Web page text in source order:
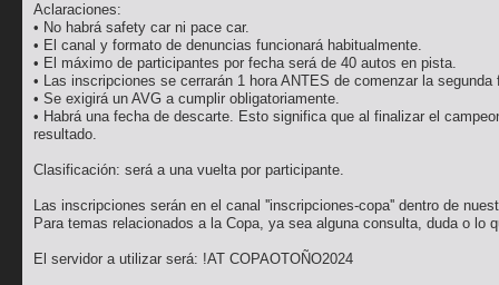
Aclaraciones:
• No habrá safety car ni pace car.
• El canal y formato de denuncias funcionará habitualmente.
• El máximo de participantes por fecha será de 40 autos en pista.
• Las inscripciones se cerrarán 1 hora ANTES de comenzar la segunda
• Se exigirá un AVG a cumplir obligatoriamente.
• Habrá una fecha de descarte. Esto significa que al finalizar el
resultado.
Clasificación: será a una vuelta por participante.
Las inscripciones serán en el canal ''inscripciones-copa'' dentro de
Para temas relacionados a la Copa, ya sea alguna consulta, duda o lo
El servidor a utilizar será: !AT COPAOTOÑO2024